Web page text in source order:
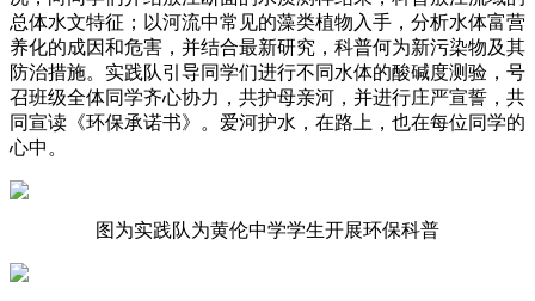
总体水文特征；以河流中常见的藻类植物入手，分析水体富营
养化的成因和危害，并结合最新研究，科普何为新污染物及其
防治措施。实践队引导同学们进行不同水体的酸碱度测验，号
召班级全体同学齐心协力，共护母亲河，并进行庄严宣誓，共
同宣读《环保承诺书》。爱河护水，在路上，也在每位同学的
心中。
图为实践队为黄伦中学学生开展环保科普